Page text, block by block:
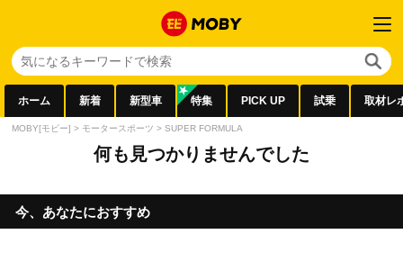
ホーム 新着 新型車 特集 PICK UP 試乗 取材レ
MOBY[モビー] > モータースポーツ > SUPER FORMULA
何も見つかりませんでした
今、あなたにおすすめ